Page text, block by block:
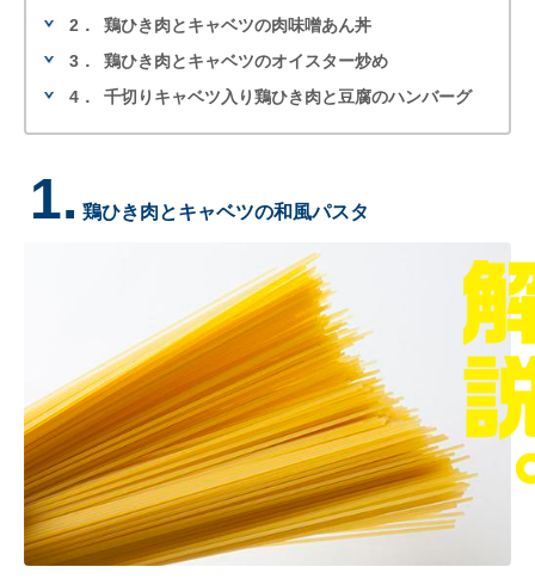
2．
鶏ひき肉とキャベツの肉味噌あん丼
3．
鶏ひき肉とキャベツのオイスター炒め
4．
千切りキャベツ入り鶏ひき肉と豆腐のハンバーグ
1. 鶏ひき肉とキャベツの和風パスタ